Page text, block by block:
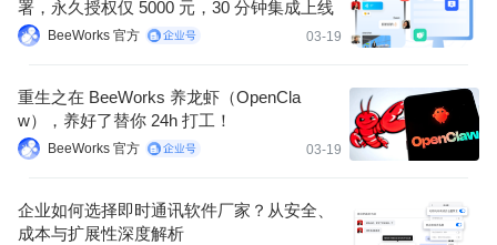
署，永久授权仅 5000 元，30 分钟集成上线
BeeWorks 官方 03-19
重生之在 BeeWorks 养龙虾（OpenCla
w），养好了替你 24h 打工！
BeeWorks 官方 03-19
企业如何选择即时通讯软件厂家？从安全、
成本与扩展性深度解析